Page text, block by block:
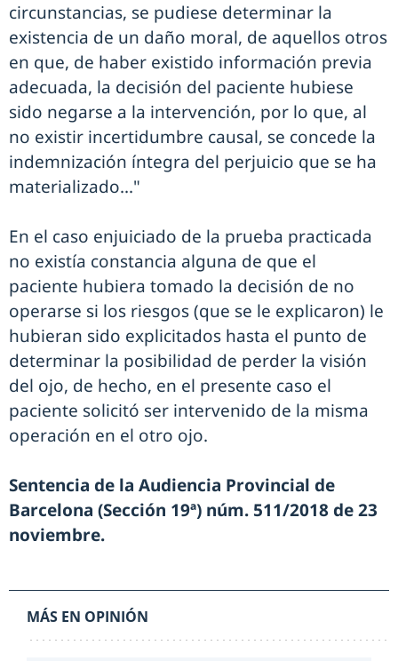
circunstancias, se pudiese determinar la
existencia de un daño moral, de aquellos otros
en que, de haber existido información previa
adecuada, la decisión del paciente hubiese
sido negarse a la intervención, por lo que, al
no existir incertidumbre causal, se concede la
indemnización íntegra del perjuicio que se ha
materializado..."
En el caso enjuiciado de la prueba practicada
no existía constancia alguna de que el
paciente hubiera tomado la decisión de no
operarse si los riesgos (que se le explicaron) le
hubieran sido explicitados hasta el punto de
determinar la posibilidad de perder la visión
del ojo, de hecho, en el presente caso el
paciente solicitó ser intervenido de la misma
operación en el otro ojo.
Sentencia de la Audiencia Provincial de
Barcelona (Sección 19ª) núm. 511/2018 de 23
noviembre.
MÁS EN OPINIÓN